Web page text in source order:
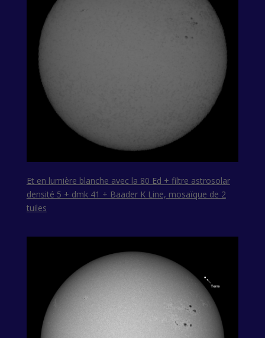
Et en lumière blanche avec la 80 Ed + filtre astrosolar
densité 5 + dmk 41 + Baader K Line, mosaïque de 2
tuiles